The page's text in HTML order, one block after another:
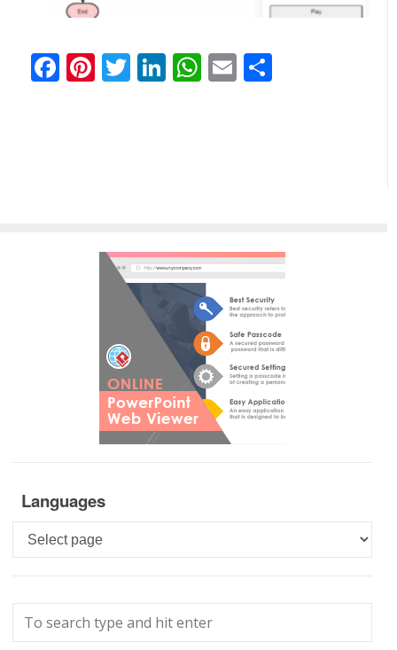
Facebook
Pinterest
Twitter
LinkedIn
WhatsApp
Email
Languages
Languages